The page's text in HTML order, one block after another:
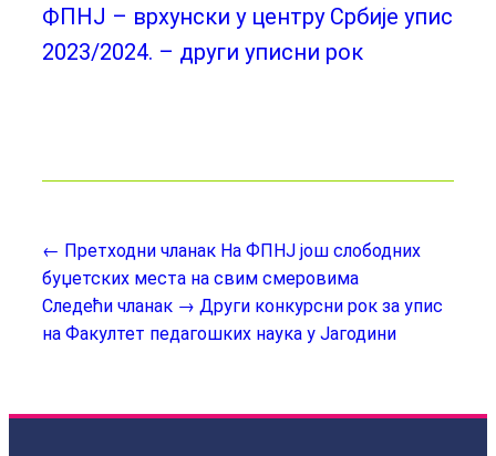
ФПНЈ – врхунски у центру Србије упис
2023/2024. – други уписни рок
← Претходни чланак На ФПНЈ још слободних
буџетских места на свим смеровима
Следећи чланак → Други конкурсни рок за упис
на Факултет педагошких наука у Јагодини